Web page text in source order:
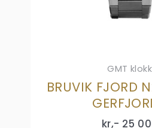
GMT
BRUVIK FJORD
kr,- 25